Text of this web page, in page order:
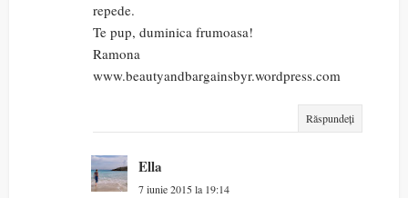
repede.
Te pup, duminica frumoasa!
Ramona
www.beautyandbargainsbyr.wordpress.com
Răspundeți
Ella
7 iunie 2015 la 19:14